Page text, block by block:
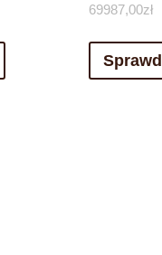
69987,00zł